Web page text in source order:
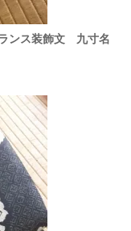
ンス装飾文 九寸名